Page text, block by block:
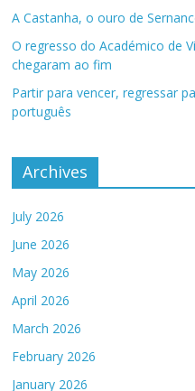
A Castanha, o ouro de
O regresso do Académico de
chegaram ao fim
Partir para vencer, regressar
português
Archives
July 2026
June 2026
May 2026
April 2026
March 2026
February 2026
January 2026